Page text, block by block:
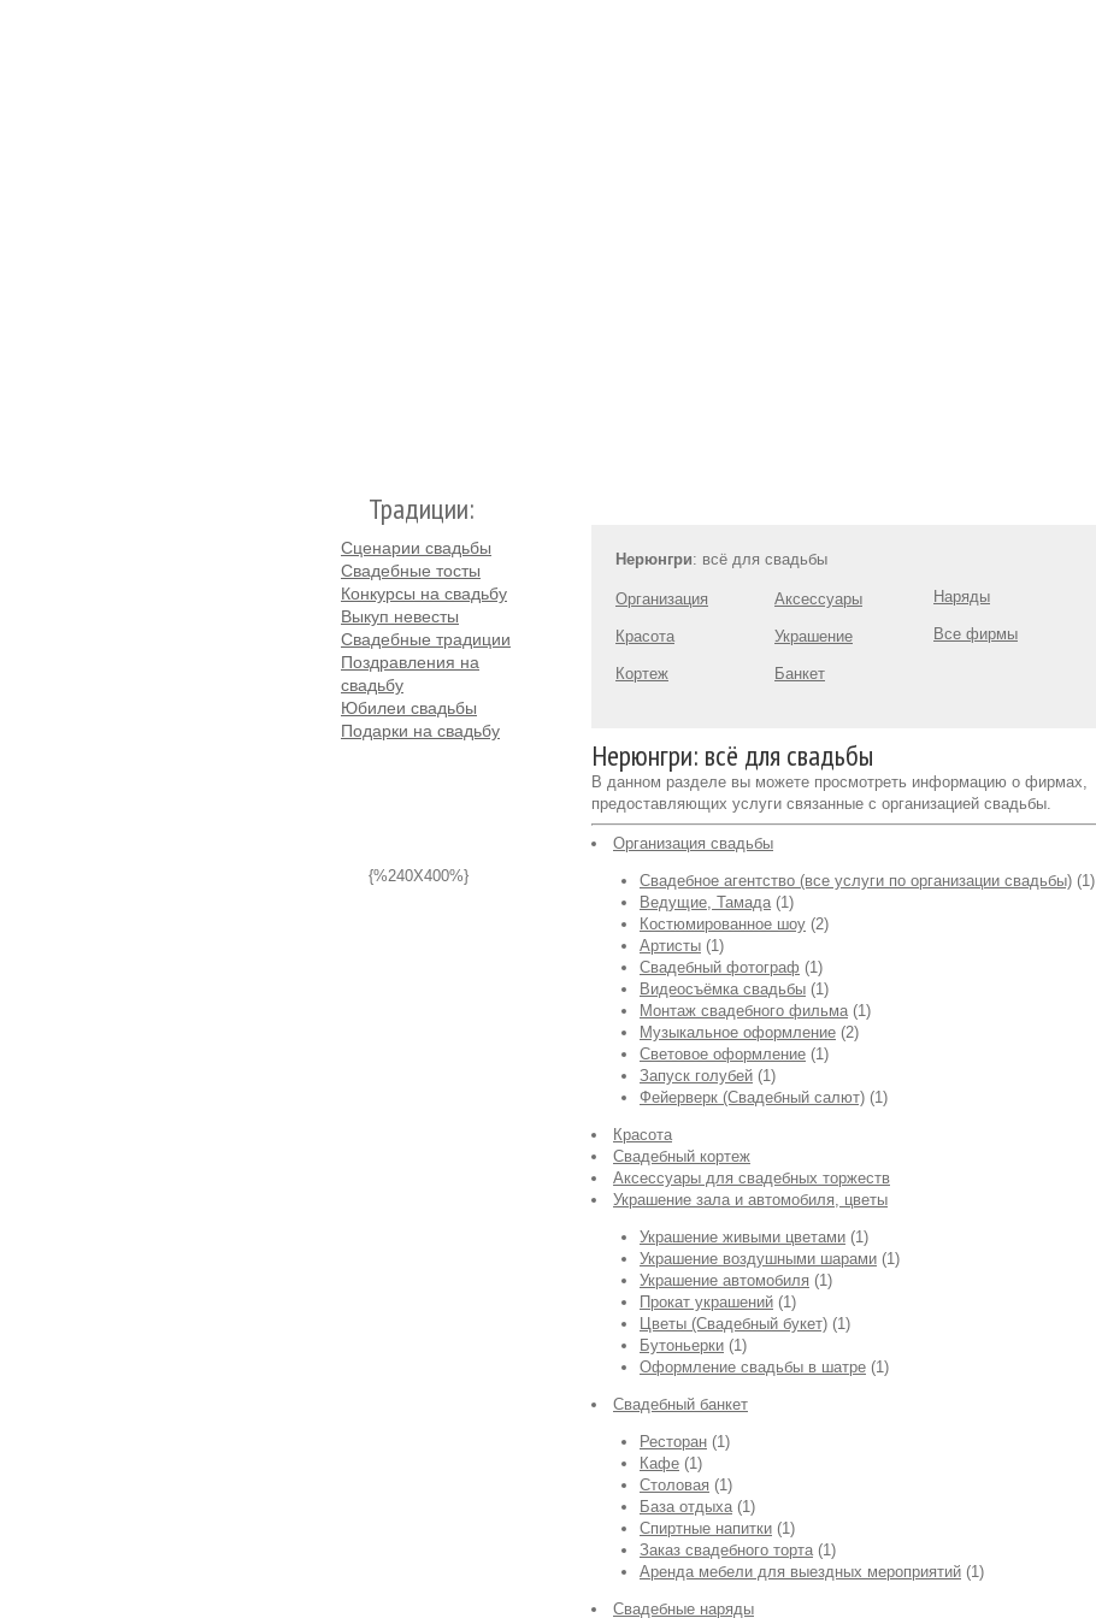
Традиции:
Сценарии свадьбы
Свадебные тосты
Конкурсы на свадьбу
Выкуп невесты
Свадебные традиции
Поздравления на
свадьбу
Юбилеи свадьбы
Подарки на свадьбу
{%240X400%}
Нерюнгри: всё для свадьбы
Организация
Красота
Кортеж
Аксессуары
Украшение
Банкет
Наряды
Все фирмы
Нерюнгри: всё для свадьбы
В данном разделе вы можете просмотреть информацию о фирмах,
предоставляющих услуги связанные с организацией свадьбы.
Организация свадьбы
Свадебное агентство (все услуги по организации свадьбы) (1)
Ведущие, Тамада(1)
Костюмированное шоу (2)
Артисты (1)
Свадебный фотограф (1)
Видеосъёмка свадьбы (1)
Монтаж свадебного фильма(1)
Музыкальное оформление (2)
Световое оформление (1)
Запуск голубей (1)
Фейерверк (Свадебный салют) (1)
Красота
Свадебный кортеж
Аксессуары для свадебных торжеств
Украшение зала и автомобиля, цветы
Украшение живыми цветами (1)
Украшение воздушными шарами (1)
Украшение автомобиля (1)
Прокат украшений (1)
Цветы (Свадебный букет) (1)
Бутоньерки (1)
Оформление свадьбы в шатре (1)
Свадебный банкет
Ресторан (1)
Кафе (1)
Столовая (1)
База отдыха(1)
Спиртные напитки (1)
Заказ свадебного торта(1)
Аренда мебели для выездных мероприятий (1)
Свадебные наряды